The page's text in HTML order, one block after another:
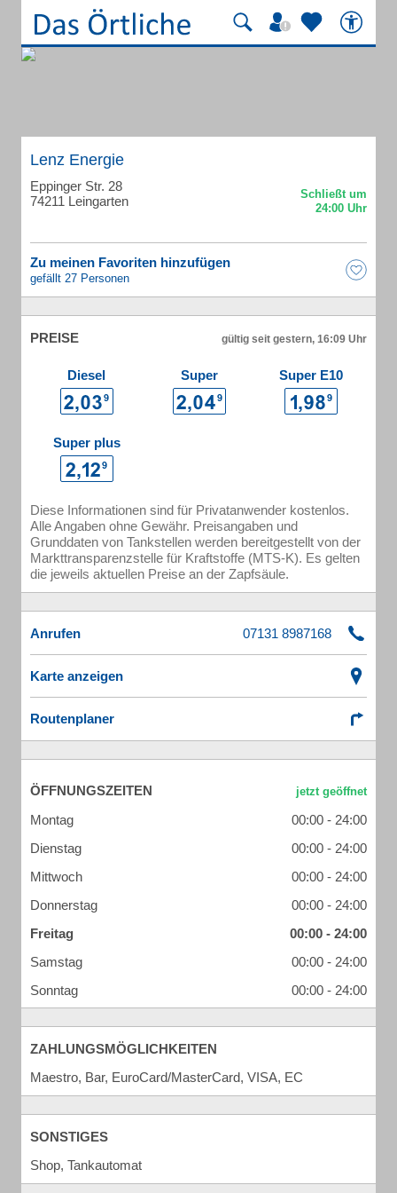
Lenz Energie
Eppinger Str. 28
74211 Leingarten
Zu meinen Favoriten hinzufügen
gefällt 27 Personen
PREISE gültig seit gestern, 16:09 Uhr
Diesel Super Super E10
Super plus
Diese Informationen sind für Privatanwender kostenlos.
Alle Angaben ohne Gewähr. Preisangaben und
Grunddaten von Tankstellen werden bereitgestellt von der
Markttransparenzstelle für Kraftstoffe (MTS-K). Es gelten
die jeweils aktuellen Preise an der Zapfsäule.
Anrufen
Karte anzeigen
Routenplaner
ÖFFNUNGSZEITEN
Montag
00:00 - 24:00
Dienstag
00:00 - 24:00
Mittwoch
00:00 - 24:00
Donnerstag
00:00 - 24:00
Freitag
00:00 - 24:00
Samstag
00:00 - 24:00
Sonntag
00:00 - 24:00
ZAHLUNGSMÖGLICHKEITEN
Maestro, Bar, EuroCard/MasterCard, VISA, EC
SONSTIGES
Shop, Tankautomat